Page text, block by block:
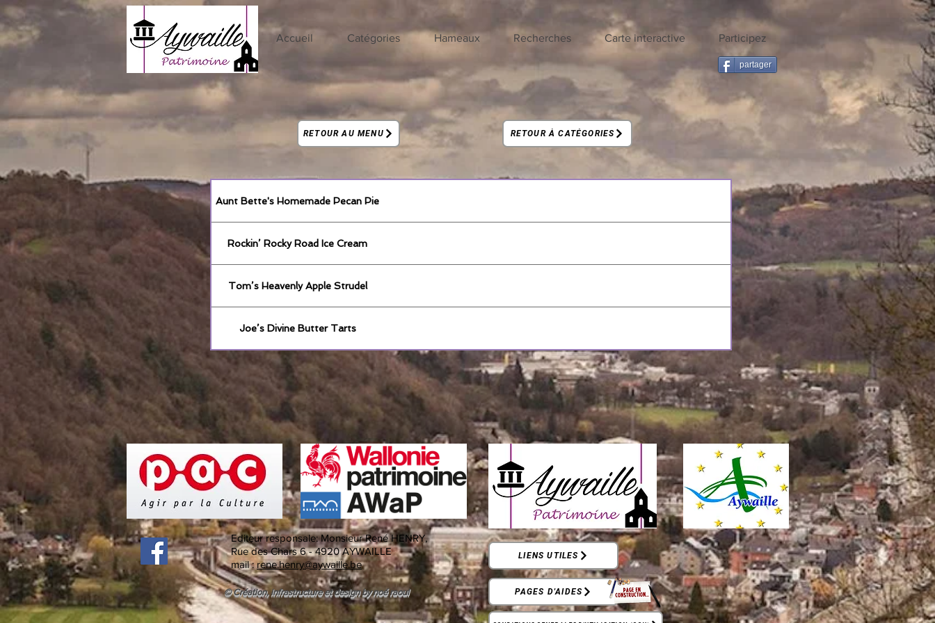
Accueil Catégories Hameaux Recherches Carte interactive Participez
partager
RETOUR AU MENU RETOUR À CATÉGORIES
Aunt Bette's Homemade Pecan Pie
Rockin’ Rocky Road Ice Cream
Tom’s Heavenly Apple Strudel
Joe’s Divine Butter Tarts
Editeur responsale:Monsieur René HENRY,
Rue des Chars 6 -4920 AYWAILLE
mail : rene.henry@aywaille.be
© Création, infrastructure et design by noé raoul
LIENS UTILES
PAGES D'AIDES